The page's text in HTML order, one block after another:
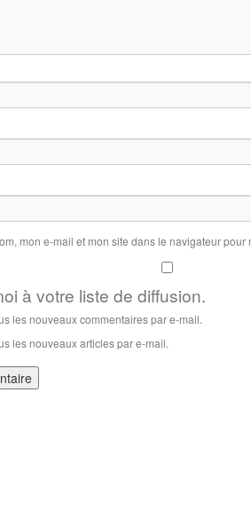
mon e-mail et mon site dans le navigateur
à votre liste de diffusion.
les nouveaux commentaires par e-mail.
les nouveaux articles par e-mail.